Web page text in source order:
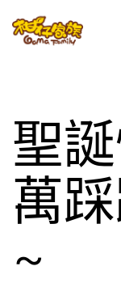
至
內
容
柑
BLOG
聖
萬
~